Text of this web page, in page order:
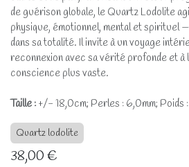
de guérison globale, le Quartz Lodolite
physique, émotionnel, mental et spirituel
dans sa totalité. Il invite à un voyage
reconnexion avec sa vérité profonde et à
conscience plus vaste.
Taille : +/- 18,0cm; Perles : 6,0mm; Poids
Quartz lodolite
38,00€